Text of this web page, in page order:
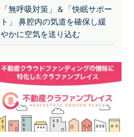
「無呼吸対策」＆「快眠サポー
ト」 鼻腔内の気道を確保し緩
やかに空気を送り込む